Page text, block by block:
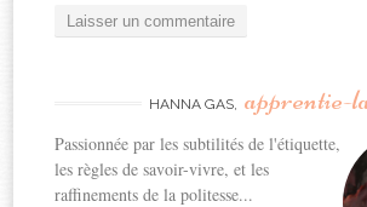
HANNA GAS, apprentie-
Passionnée par les subtilités de l'étiquette,
les règles de savoir-vivre, et les
raffinements de la politesse...